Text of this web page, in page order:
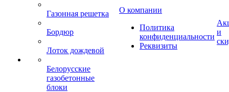
Газонная решетка
Бордюр
Лоток дождевой
Белорусские
газобетонные
блоки
О компании
Политика
конфиденциальности
Реквизиты
и